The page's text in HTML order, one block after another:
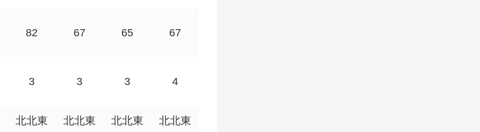
82 67 65 67
3 3 3 4
北北東 北北東 北北東 北北東